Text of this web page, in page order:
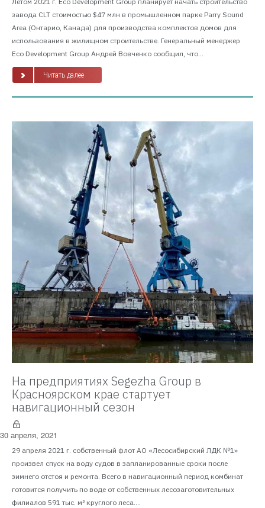
завода CLT стоимостью $47 млн в промышленном парке Parry Sound
Area (Онтарио, Канада) для производства комплектов домов для
использования в жилищном строительстве. Генеральный менеджер
Eco Development Group Андрей Вовченко сообщил, что...
Читать далее
На предприятиях Segezha Group в
Красноярском крае стартует
навигационный сезон
30 апреля, 2021
29 апреля 2021 г. собственный флот АО «Лесосибирский ЛДК №1»
произвел спуск на воду судов в запланированные сроки после
зимнего отстоя и ремонта. Всего в навигационный период комбинат
готовится получить по воде от собственных лесозаготовительных
филиалов 591 тыс. м³ круглого леса....